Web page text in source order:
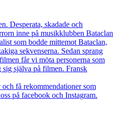
Desperata, skadade och
inne på musikklubben Bataclan
som bodde mittemot Bataclan,
sekvenserna. Sedan sprang
får vi möta personerna som
själva på filmen. Fransk
få rekommendationer som
på facebook och Instagram.